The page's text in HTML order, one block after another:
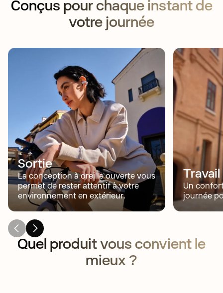
Conçus pour chaque instant de
votre journée
Sortie
La conception à oreille ouverte vous
permet de rester attentif à votre
environnement en extérieur.
Travail
Un
journée
Quel produit vous convient le
mieux ?